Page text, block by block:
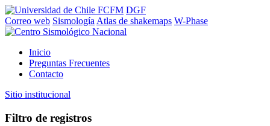
FCFM DGF
Correo web Sismología Atlas de shakemaps W-Phase
Inicio
Preguntas Frecuentes
Contacto
Sitio institucional
Filtro de registros